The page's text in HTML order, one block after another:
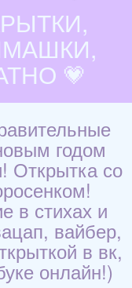
💗
годом
Открытка со
в стихах и
вайбер,
в вк,
онлайн!)